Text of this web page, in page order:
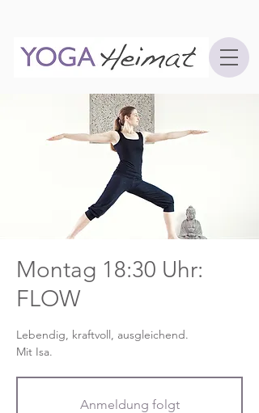
Montag 18:30 Uhr:
FLOW
Lebendig, kraftvoll, ausgleichend.
Mit Isa.
Anmeldung folgt